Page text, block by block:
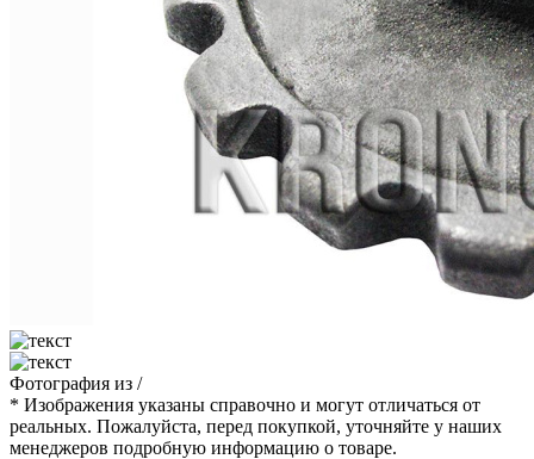
Фотография из /
* Изображения указаны справочно и могут отличаться от
реальных. Пожалуйста, перед покупкой, уточняйте у наших
менеджеров подробную информацию о товаре.